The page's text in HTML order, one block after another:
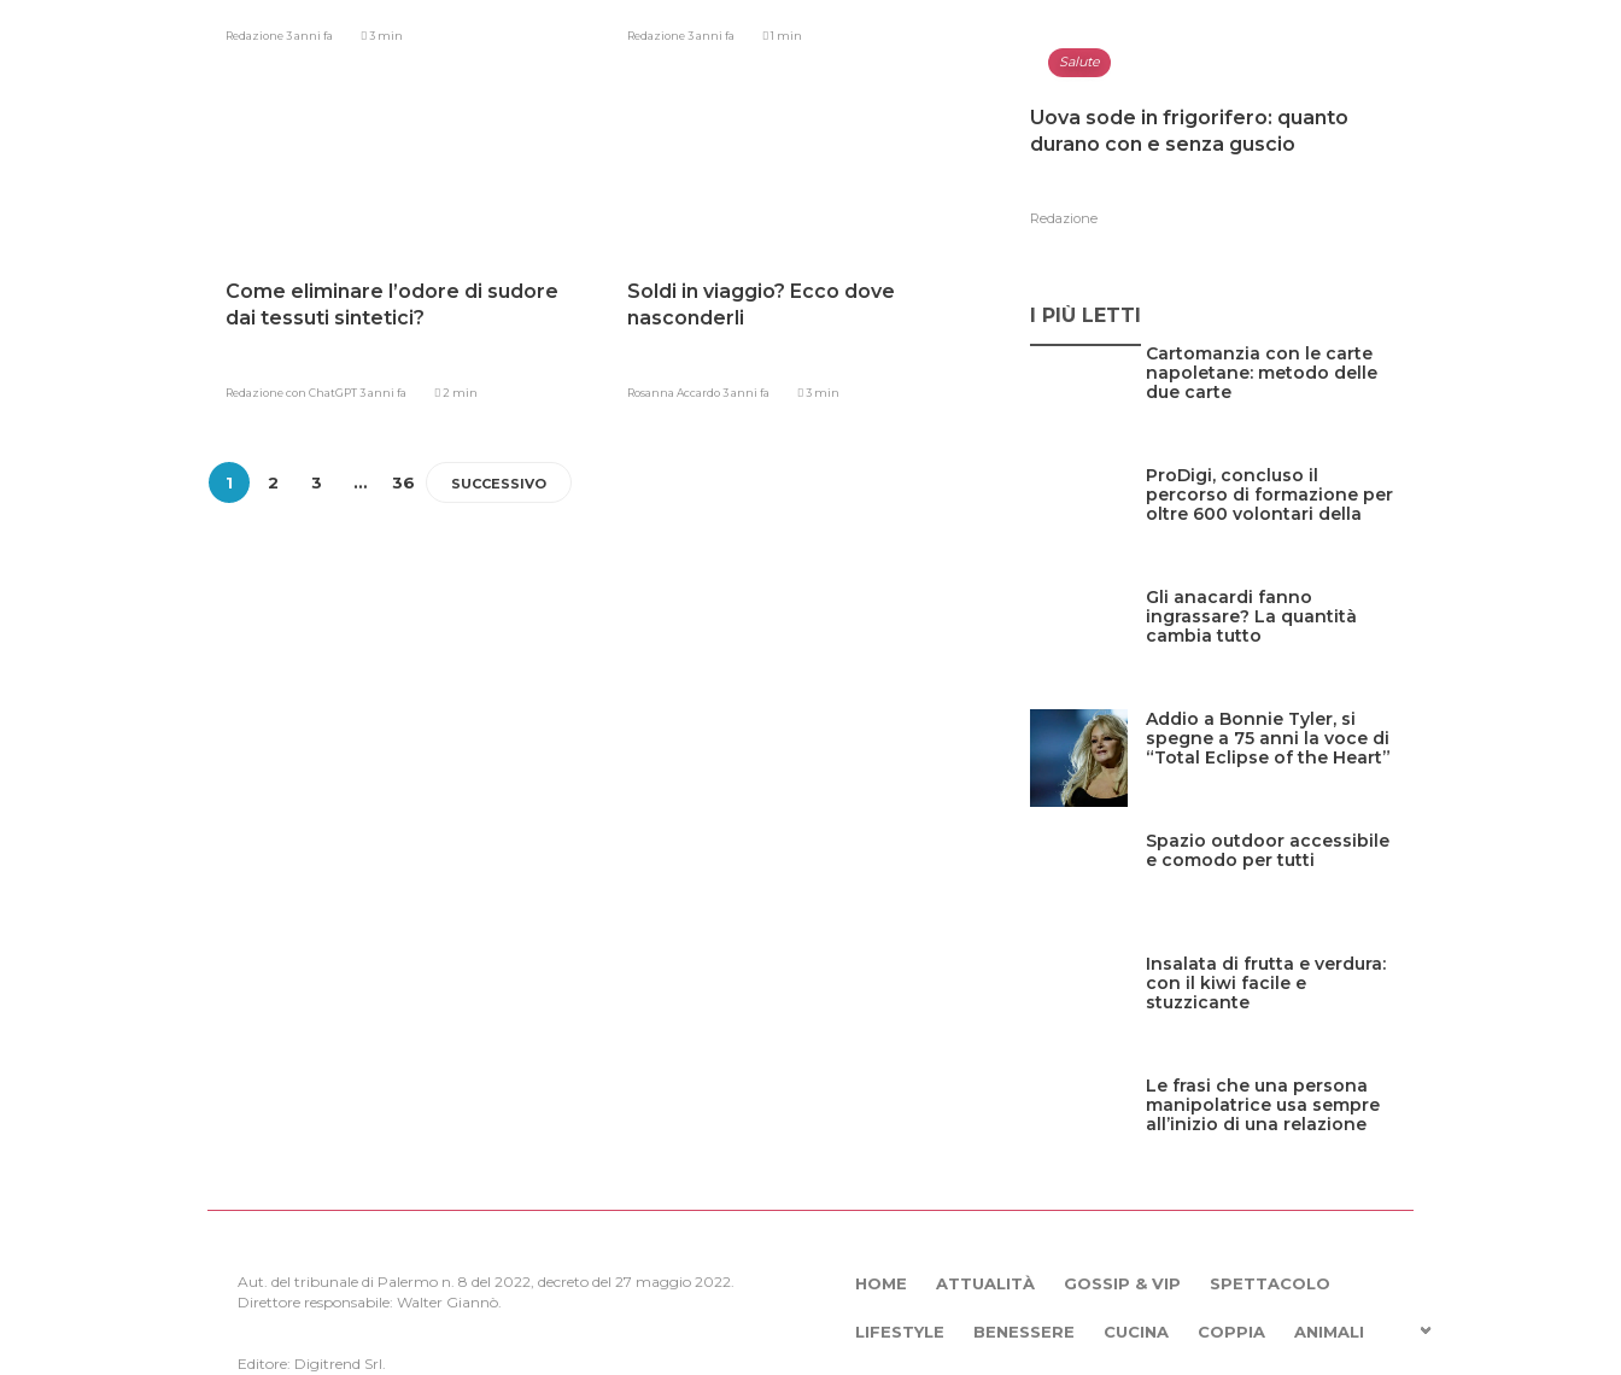
Redazione3 anni fa 3 min Redazione3 anni fa 1 min
Come eliminare l’odore di sudore
dai tessuti sintetici?
Redazione con ChatGPT3 anni fa 2 min
Soldi in viaggio? Ecco dove
nasconderli
Rosanna Accardo3 anni fa 3 min
1 2 3 … 36 SUCCESSIVO
Salute
Uova sode in frigorifero: quanto
durano con e senza guscio
Redazione
I PIÙ LETTI
Cartomanzia con le carte
napoletane: metodo delle
due carte
ProDigi, concluso il
percorso di formazione per
oltre 600 volontari della
Gli anacardi fanno
ingrassare? La quantità
cambia tutto
Addio a Bonnie Tyler, si
spegne a 75 anni la voce di
“Total Eclipse of the Heart”
Spazio outdoor accessibile
e comodo per tutti
Insalata di frutta e verdura:
con il kiwi facile e
stuzzicante
Le frasi che una persona
manipolatrice usa sempre
all’inizio di una relazione
Aut. del tribunale di Palermo n. 8 del 2022, decreto del 27 maggio 2022.
Direttore responsabile: Walter Giannò.
Editore: Digitrend Srl.
HOME ATTUALITÀ GOSSIP & VIP SPETTACOLO
LIFESTYLE BENESSERE CUCINA COPPIA ANIMALI